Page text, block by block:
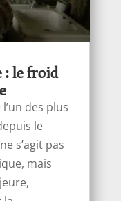
: le froid
des plus
le
s’agit pas
mais